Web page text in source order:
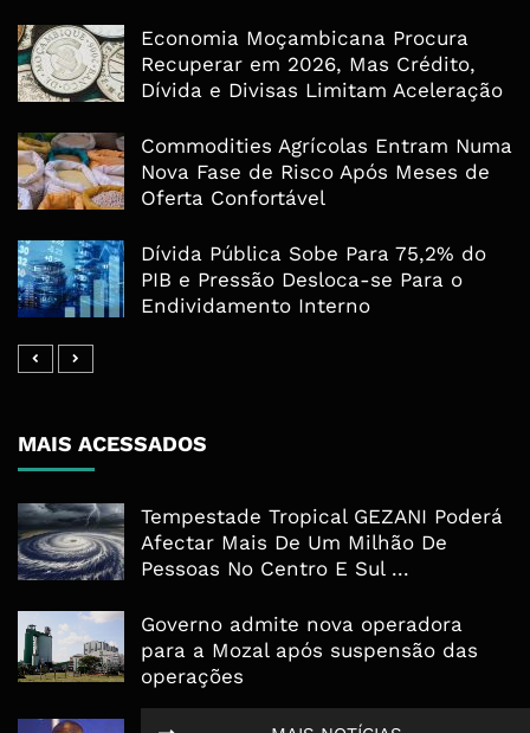
Economia Moçambicana Procura
Recuperar em 2026, Mas Crédito,
Dívida e Divisas Limitam Aceleração
Commodities Agrícolas Entram Numa
Nova Fase de Risco Após Meses de
Oferta Confortável
Dívida Pública Sobe Para 75,2% do
PIB e Pressão Desloca-se Para o
Endividamento Interno
MAIS ACESSADOS
Tempestade Tropical GEZANI Poderá
Afectar Mais De Um Milhão De
Pessoas No Centro E Sul ...
Governo admite nova operadora
para a Mozal após suspensão das
operações